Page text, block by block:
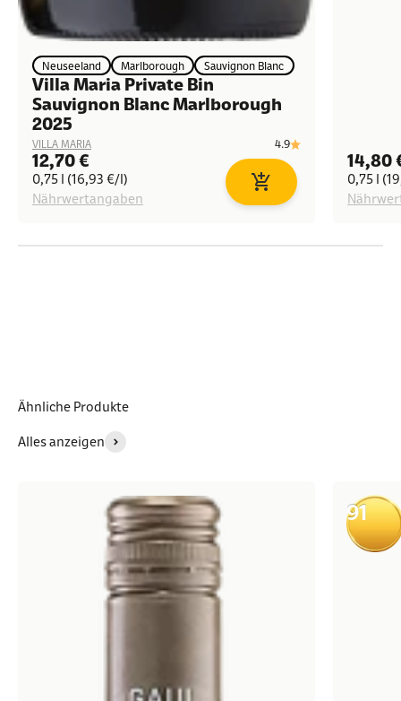
Neuseeland Marlborough Sauvignon Blanc
Villa Maria Private Bin
Sauvignon Blanc Marlborough
2025
VILLA MARIA 4.9
Angebot
12,70 €
0,75 l (16,93 €/l)
Nährwertangaben
In den Warenkorb
14,80
0,75 l
Ähnliche Produkte
Alles anzeigen
91